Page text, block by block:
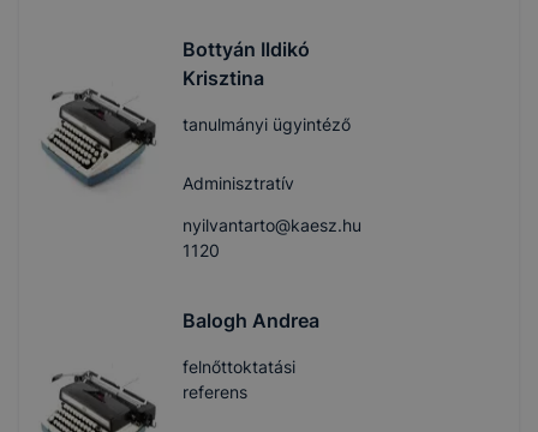
Bottyán Ildikó
Krisztina
tanulmányi ügyintéző
Adminisztratív
nyilvantarto@kaesz.hu
1120
Balogh Andrea
felnőttoktatási
referens